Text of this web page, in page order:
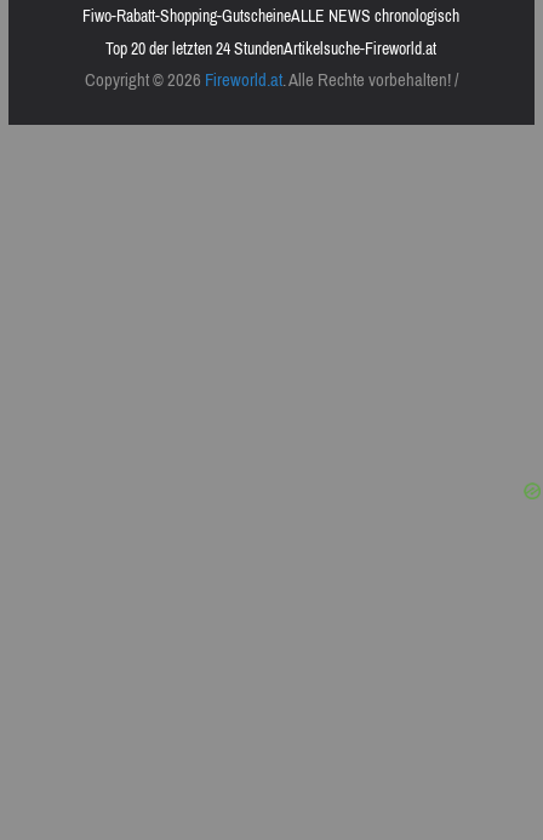
Fiwo-Rabatt-Shopping-GutscheineALLE NEWS chronologisch
Top 20 der letzten 24 StundenArtikelsuche-Fireworld.at
Copyright © 2026Fireworld.at. Alle Rechte vorbehalten! /